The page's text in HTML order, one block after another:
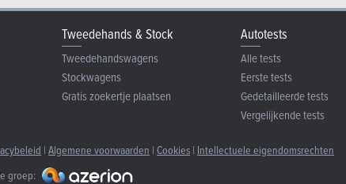
Tweedehands & Stock
Tweedehandswagens
Stockwagens
Gratis zoekertje plaatsen
Autotests
Alle tests
Eerste tests
Gedetailleerde tests
Vergelijkende tests
| Algemene voorwaarden | Cookies | Intellectuele eigendomsrechten
groep: